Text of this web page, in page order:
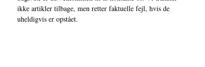
ikke artikler tilbage, men retter faktuelle fejl, hvis de
uheldigvis er opstået.